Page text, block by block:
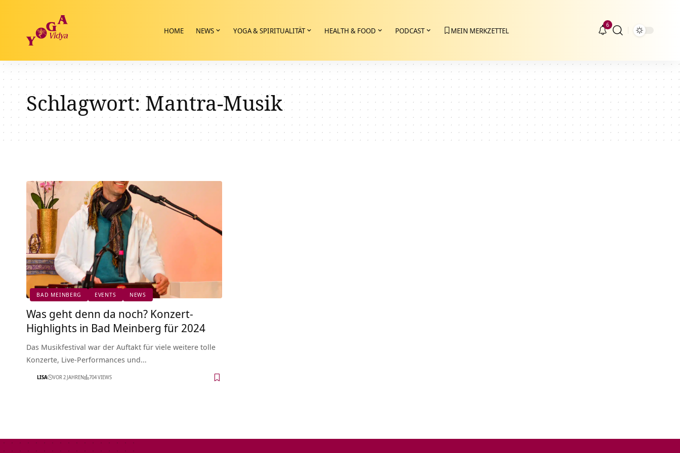
HOME NEWS YOGA & SPIRITUALITÄT HEALTH & FOOD PODCAST MEIN MERKZETTEL
6
Schlagwort:Mantra-Musik
BAD MEINBERG EVENTS NEWS
Was geht denn da noch? Konzert-
Highlights in Bad Meinberg für 2024
Das Musikfestival war der Auftakt für viele weitere tolle
Konzerte, Live-Performances und…
LISA VOR 2 JAHREN 704 VIEWS